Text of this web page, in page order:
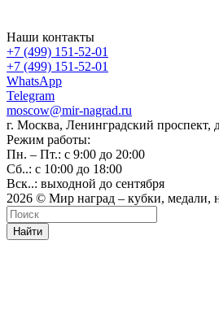
Наши контакты
+7 (499) 151-52-01
+7 (499) 151-52-01
WhatsApp
Telegram
moscow@mir-nagrad.ru
г. Москва, Ленинградский проспект,
Режим работы:
Пн. – Пт.: с 9:00 до 20:00
Сб..: с 10:00 до 18:00
Вск..: выходной до сентября
2026 © Мир наград – кубки, медали,
Найти